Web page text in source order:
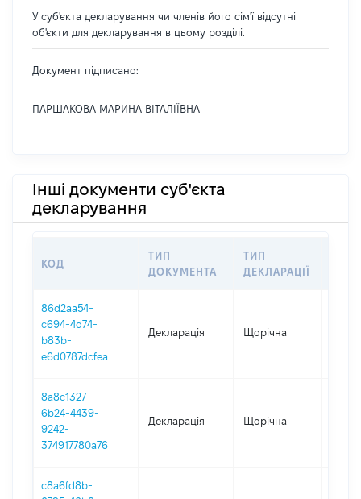
У суб'єкта декларування чи членів його сім'ї відсутні
об'єкти для декларування в цьому розділі.
Документ підписано:
ПАРШАКОВА МАРИНА ВІТАЛІЇВНА
Інші документи суб'єкта
декларування
КОД
ТИП
ДОКУМЕНТА
ТИП
ДЕКЛАРАЦІЇ
86d2aa54-
c694-4d74-
b83b-
e6d0787dcfea
Декларація Щорічна
8a8c1327-
6b24-4439-
9242-
374917780a76
Декларація Щорічна
c8a6fd8b-